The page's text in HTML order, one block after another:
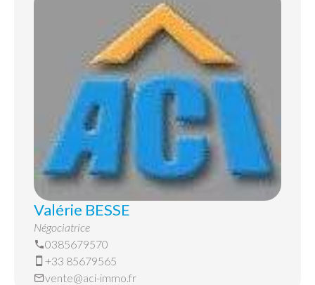
Valérie BESSE
Négociatrice
0385679570
+33 85679565
vente@aci-immo.fr